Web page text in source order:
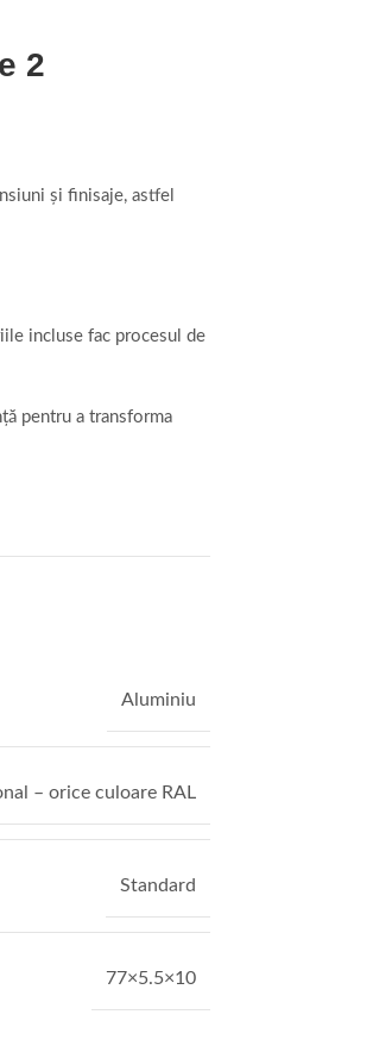
și finisaje, astfel
incluse fac procesul de
pentru a transforma
Aluminiu
– orice culoare RAL
Standard
77×5.5×10